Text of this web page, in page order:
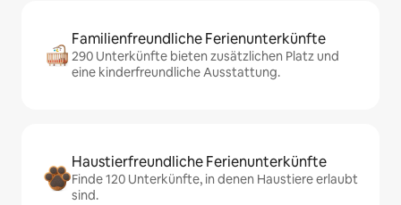
Familienfreundliche Ferienunterkünfte
290 Unterkünfte bieten zusätzlichen Platz und
eine kinderfreundliche Ausstattung.
Haustierfreundliche Ferienunterkünfte
Finde 120 Unterkünfte, in denen Haustiere erlaubt
sind.